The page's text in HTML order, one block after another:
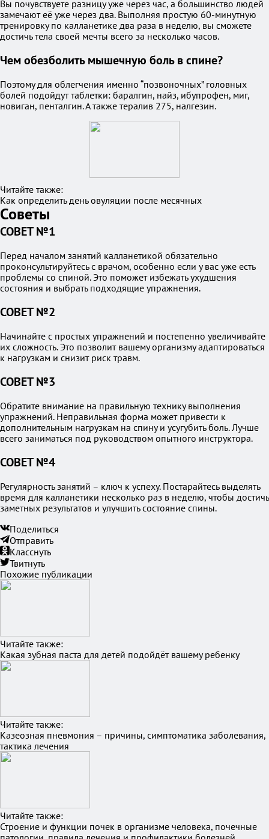
Вы почувствуете разницу уже через час, а большинство людей
замечают её уже через два. Выполняя простую 60-минутную
тренировку по калланетике два раза в неделю, вы сможете
достичь тела своей мечты всего за несколько часов.
Чем обезболить мышечную боль в спине?
Поэтому для облегчения именно “позвоночных” головных
болей подойдут таблетки: баралгин, найз, ибупрофен, миг,
новиган, пенталгин. А также тералив 275, налгезин.
Читайте также:
Как определить день овуляции после месячных
Советы
СОВЕТ №1
Перед началом занятий калланетикой обязательно
проконсультируйтесь с врачом, особенно если у вас уже есть
проблемы со спиной. Это поможет избежать ухудшения
состояния и выбрать подходящие упражнения.
СОВЕТ №2
Начинайте с простых упражнений и постепенно увеличивайте
их сложность. Это позволит вашему организму адаптироваться
к нагрузкам и снизит риск травм.
СОВЕТ №3
Обратите внимание на правильную технику выполнения
упражнений. Неправильная форма может привести к
дополнительным нагрузкам на спину и усугубить боль. Лучше
всего заниматься под руководством опытного инструктора.
СОВЕТ №4
Регулярность занятий – ключ к успеху. Постарайтесь выделять
время для калланетики несколько раз в неделю, чтобы достичь
заметных результатов и улучшить состояние спины.
Поделиться
Отправить
Класснуть
Твитнуть
Похожие публикации
Читайте также:
Какая зубная паста для детей подойдёт вашему ребенку
Читайте также:
Казеозная пневмония – причины, симптоматика заболевания,
тактика лечения
Читайте также:
Строение и функции почек в организме человека, почечные